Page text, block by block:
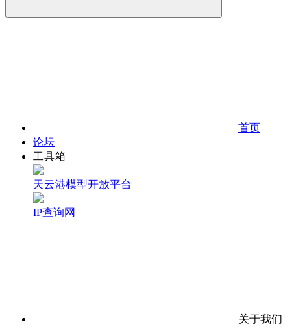
首页
论坛
工具箱
天云港模型开放平台
IP查询网
关于我们